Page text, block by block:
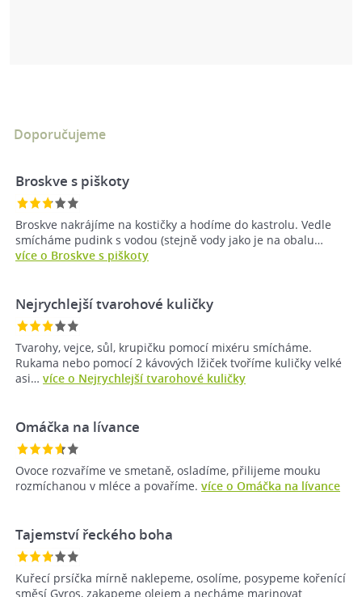
Doporučujeme
Broskve s piškoty
Broskve nakrájíme na kostičky a hodíme do kastrolu. Vedle
smícháme pudink s vodou (stejně vody jako je na obalu…
více o Broskve s piškoty
Nejrychlejší tvarohové kuličky
Tvarohy, vejce, sůl, krupičku pomocí mixéru smícháme.
Rukama nebo pomocí 2 kávových lžiček tvoříme kuličky velké
asi… více o Nejrychlejší tvarohové kuličky
Omáčka na lívance
Ovoce rozvaříme ve smetaně, osladíme, přilijeme mouku
rozmíchanou v mléce a povaříme. více o Omáčka na lívance
Tajemství řeckého boha
Kuřecí prsíčka mírně naklepeme, osolíme, posypeme kořenící
směsí Gyros, zakapeme olejem a necháme marinovat